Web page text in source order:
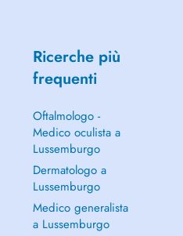
Ricerche più
frequenti
Oftalmologo -
Medico oculista a
Lussemburgo
Dermatologo a
Lussemburgo
Medico generalista
a Lussemburgo